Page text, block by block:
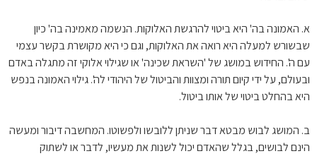
א. האמונה בה' היא ביטוי להרגשת האלוקות. הנשמה מאמינה בה' כיון
שבשורש למעלה היא רואה את האלוקות, וגם כי היא מקושרת בקשר עצמי
עם ה'. החידוש במושג של 'השראת שכינה' או שגילוי אלוקי זה מתגלה באדם
ובעולם, על ידי קיום תורה ומצוות והביטול של היהודי לה'. גילוי האמונה בנפש
היא בהחלט ביטוי של אותו ביטול.
ב. המושג לבוש מבטא דבר שניתן ללובשו ולפשוטו. המחשבה דיבור ומעשה
הינם לבושים, בגלל שהאדם יכול לשנות את מעשיו, לדבר או לשתוק